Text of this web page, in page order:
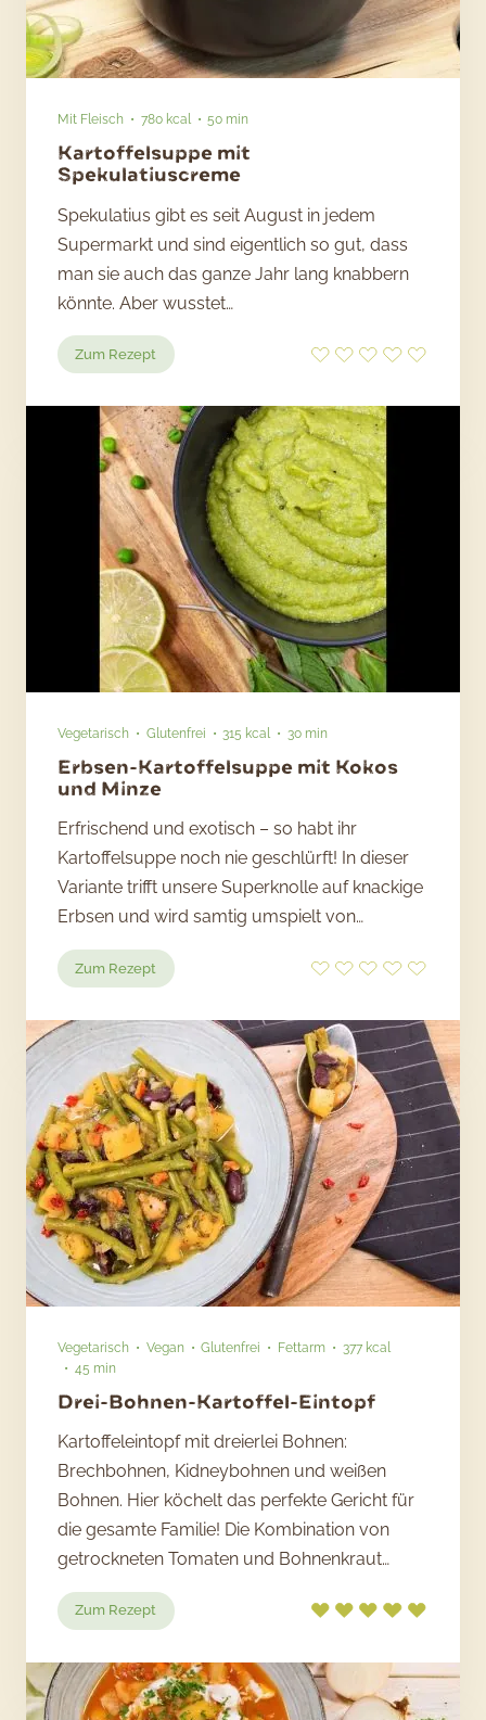
Mit Fleisch 780 kcal 50 min
Kartoffelsuppe mit
Spekulatiuscreme
Spekulatius gibt es seit August in jedem
Supermarkt und sind eigentlich so gut, dass
man sie auch das ganze Jahr lang knabbern
könnte. Aber wusstet…
Zum Rezept
Kartoffelsuppe
Spekulatiuscreme
Vegetarisch Glutenfrei 315 kcal 30 min
Erbsen-Kartoffelsuppe mit Kokos
und Minze
Erfrischend und exotisch – so habt ihr
Kartoffelsuppe noch nie geschlürft! In dieser
Variante trifft unsere Superknolle auf knackige
Erbsen und wird samtig umspielt von…
Zum Rezept
Erbsen-
mit
Kokos
und
Minze
Vegetarisch Vegan Glutenfrei Fettarm
377 kcal
45 min
Drei-Bohnen-Kartoffel-Eintopf
Kartoffeleintopf mit dreierlei Bohnen:
Brechbohnen, Kidneybohnen und weißen
Bohnen. Hier köchelt das perfekte Gericht für
die gesamte Familie! Die Kombination von
getrockneten Tomaten und Bohnenkraut…
Zum Rezept
Drei-
Kartoffel-
Eintopf